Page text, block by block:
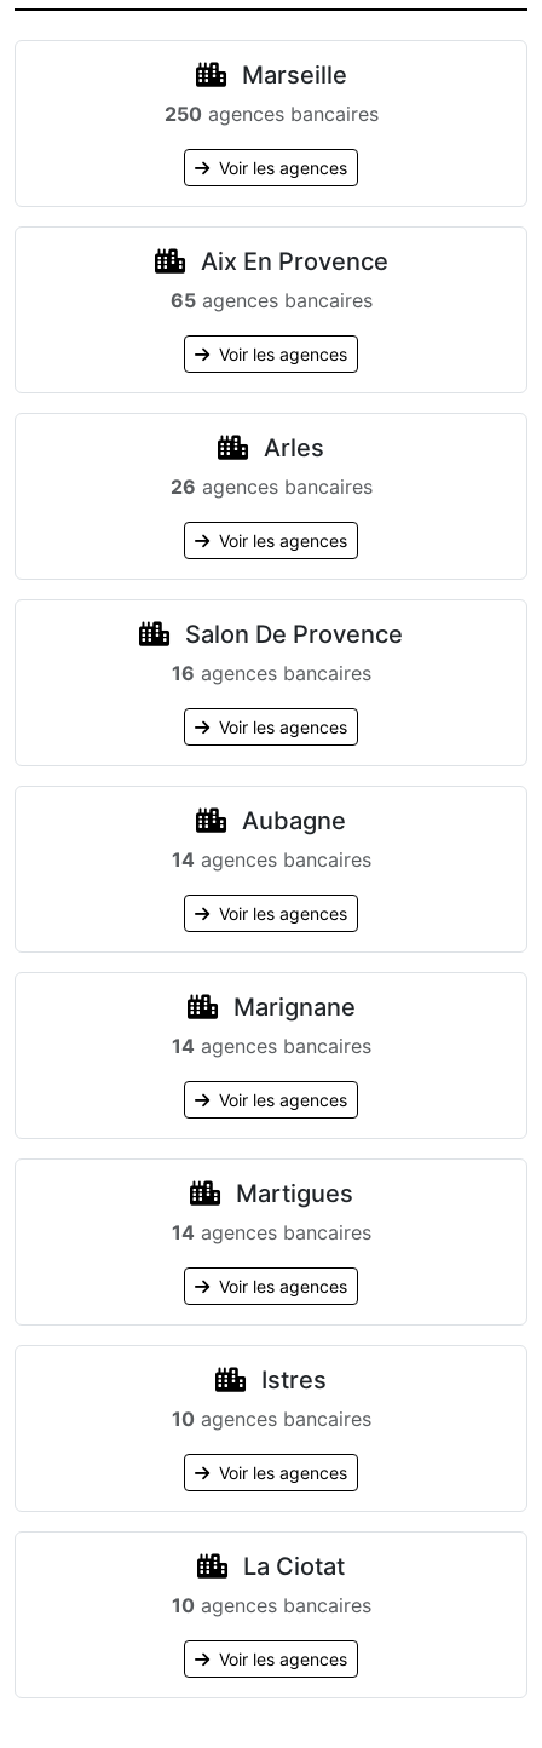
Marseille
250agences bancaires
Voir les agences
Aix En Provence
65agences bancaires
Voir les agences
Arles
26 agences bancaires
Voir les agences
Salon De Provence
16 agences bancaires
Voir les agences
Aubagne
14 agences bancaires
Voir les agences
Marignane
14 agences bancaires
Voir les agences
Martigues
14 agences bancaires
Voir les agences
Istres
10agences bancaires
Voir les agences
La Ciotat
10agences bancaires
Voir les agences